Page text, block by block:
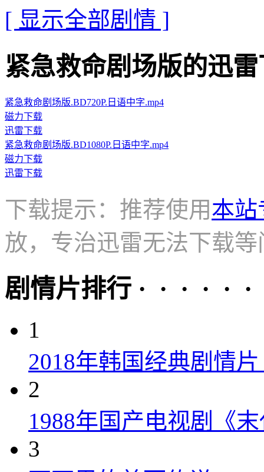
[ 显示全部剧情 ]
紧急救命剧场版的迅雷
紧急救命剧场版.BD720P.日语中字.mp4
磁力下载
迅雷下载
紧急救命剧场版.BD1080P.日语中字.mp4
磁力下载
迅雷下载
下载提示：推荐使用本站
放，专治迅雷无法下载等
剧情片排行 · · · · · ·
1
2018年韩国经典剧情
2
1988年国产电视剧《
3